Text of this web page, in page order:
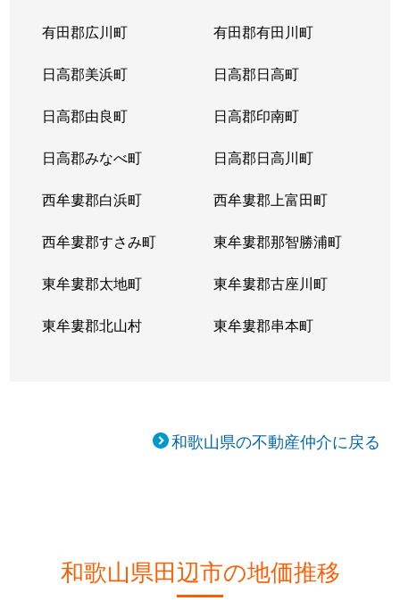
有田郡広川町 有田郡有田川町
日高郡美浜町 日高郡日高町
日高郡由良町 日高郡印南町
日高郡みなべ町 日高郡日高川町
西牟婁郡白浜町 西牟婁郡上富田町
西牟婁郡すさみ町 東牟婁郡那智勝浦町
東牟婁郡太地町 東牟婁郡古座川町
東牟婁郡北山村 東牟婁郡串本町
和歌山県の不動産仲介に戻る
和歌山県田辺市の地価推移